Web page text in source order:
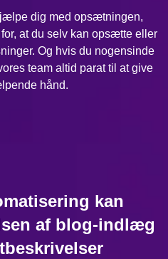
dig med opsætningen,
at du selv kan opsætte eller
Og hvis du nogensinde
team altid parat til at give
hånd.
kan
af blog-indlæg